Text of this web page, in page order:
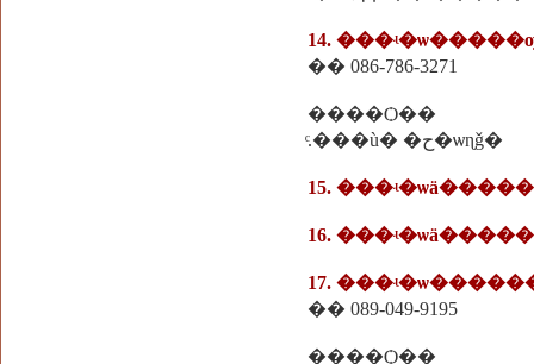
14.
�� 086-786-3271
����Ѻ��
ͨ.���ù� �ح�ѡɳǧ�
15.
16.
17.
�� 089-049-9195
����Ѻ��